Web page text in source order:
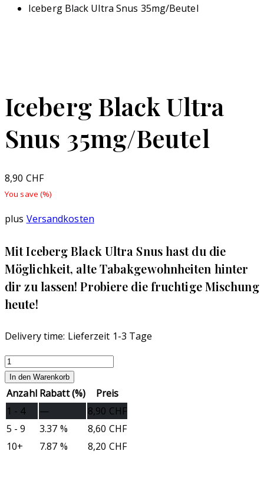
Iceberg Black Ultra Snus 35mg/Beutel
Iceberg Black Ultra
Snus 35mg/Beutel
8,90 CHF
You save (%)
plus Versandkosten
Mit Iceberg Black Ultra Snus hast du die
Möglichkeit, alte Tabakgewohnheiten hinter
dir zu lassen! Probiere die fruchtige Mischung
heute!
Delivery time: Lieferzeit 1-3 Tage
Iceberg
Black
Ultra
Snus
35mg/Beutel
In den Warenkorb
Anzahl Rabatt (%)
Preis
1 - 4
— 8,90 CHF
5 - 9
3.37 % 8,60 CHF
10+
7.87 % 8,20 CHF